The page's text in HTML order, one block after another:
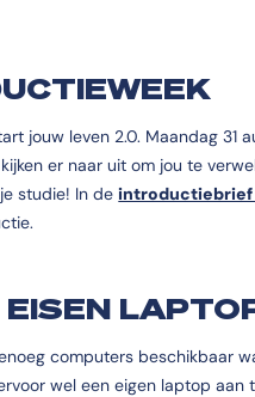
jouw leven 2.0. Maandag 31
er naar uit om jou te
studie! In de
computers beschikbaar
wel een eigen laptop